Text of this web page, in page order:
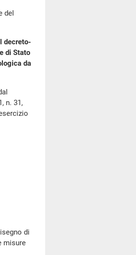
del
decreto-
di Stato
da
n. 31,
di
misure